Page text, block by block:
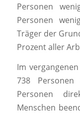
Personen
Personen
Träger der
Prozent aller
Im
738
Personen
Menschen